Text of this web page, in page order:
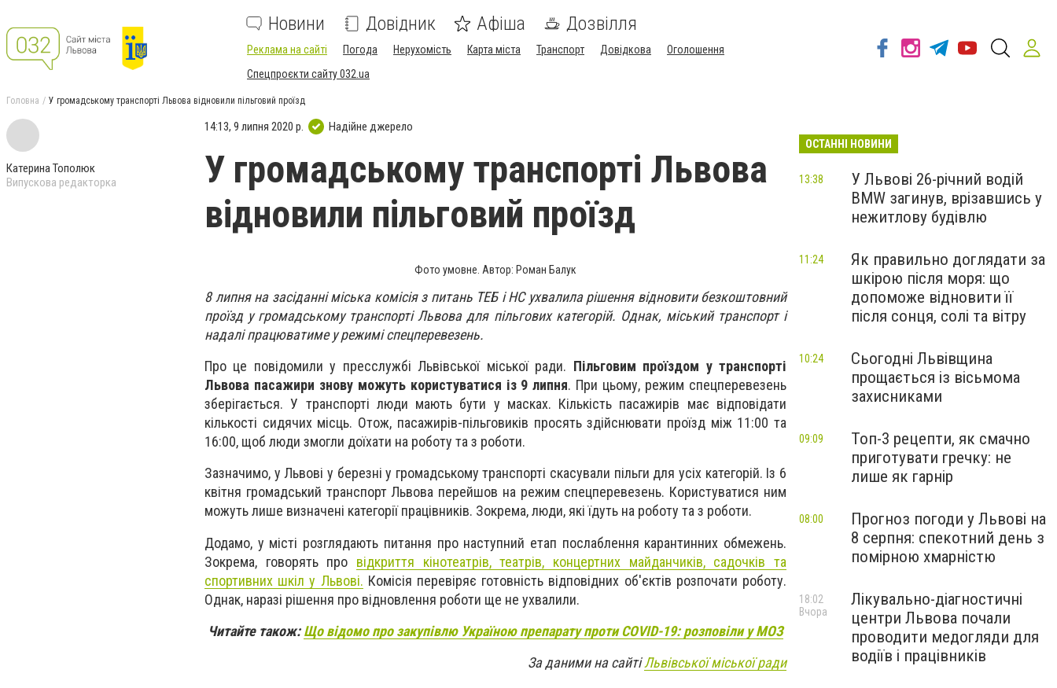
Новини Довідник Афіша Дозвілля
Реклама на сайті Погода Нерухомість Карта міста Транспорт Довідкова
Оголошення
Спецпроєкти сайту 032.ua
Головна У громадському транспорті Львова відновили пільговий проїзд
Катерина Тополюк
Випускова редакторка
14:13, 9 липня 2020 р. Надійне джерело
У громадському транспорті Львова
відновили пільговий проїзд
Фото умовне. Автор: Роман Балук
8 липня на засіданні міська комісія з питань ТЕБ і НС ухвалила рішення відновити безкоштовний
проїзд у громадському транспорті Львова для пільгових категорій. Однак, міський транспорт і
надалі працюватиме у режимі спецперевезень.
Про це повідомили у пресслужбі Львівської міської ради. Пільговим проїздом у транспорті
Львова пасажири знову можуть користуватися із 9 липня. При цьому, режим спецперевезень
зберігається. У транспорті люди мають бути у масках. Кількість пасажирів має відповідати
кількості сидячих місць. Отож, пасажирів-пільговиків просять здійснювати проїзд між 11:00 та
16:00, щоб люди змогли доїхати на роботу та з роботи.
Зазначимо, у Львові у березні у громадському транспорті скасували пільги для усіх категорій. Із 6
квітня громадський транспорт Львова перейшов на режим спецперевезень. Користуватися ним
можуть лише визначені категорії працівників. Зокрема, люди, які їдуть на роботу та з роботи.
Додамо, у місті розглядають питання про наступний етап послаблення карантинних обмежень.
Зокрема, говорять про відкриття кінотеатрів, театрів, концертних майданчиків, садочків та
спортивних шкіл у Львові. Комісія перевіряє готовність відповідних об'єктів розпочати роботу.
Однак, наразі рішення про відновлення роботи ще не ухвалили.
Читайте також:Що відомо про закупівлю Україною препарату проти COVID-19: розповіли у МОЗ
За даними на сайтіЛьвівської міської ради
ОСТАННІ НОВИНИ
У Львові 26-річний водій
BMW загинув, врізавшись у
нежитлову будівлю
13:38
Як правильно доглядати за
шкірою після моря: що
допоможе відновити її
після сонця, солі та вітру
11:24
Сьогодні Львівщина
прощається із вісьмома
захисниками
10:24
Топ-3 рецепти, як смачно
приготувати гречку: не
лише як гарнір
09:09
Прогноз погоди у Львові на
8 серпня: спекотний день з
помірною хмарністю
08:00
Лікувально-діагностичні
центри Львова почали
проводити медогляди для
водіїв і працівників
18:02
Вчора